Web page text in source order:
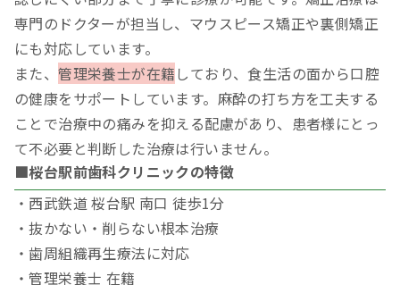
専門のドクターが担当し、マウスピース矯正や裏側矯正
にも対応しています。
また、管理栄養士が在籍 しており、食生活の面から口腔
の健康をサポートしています。麻酔の打ち方を工夫する
ことで治療中の痛みを抑える配慮があり、患者様にとっ
て不必要と判断した治療は行いません。
■桜台駅前歯科クリニックの特徴
・西武鉄道 桜台駅 南口 徒歩1分
・抜かない・削らない根本治療
・歯周組織再生療法に対応
・管理栄養士 在籍